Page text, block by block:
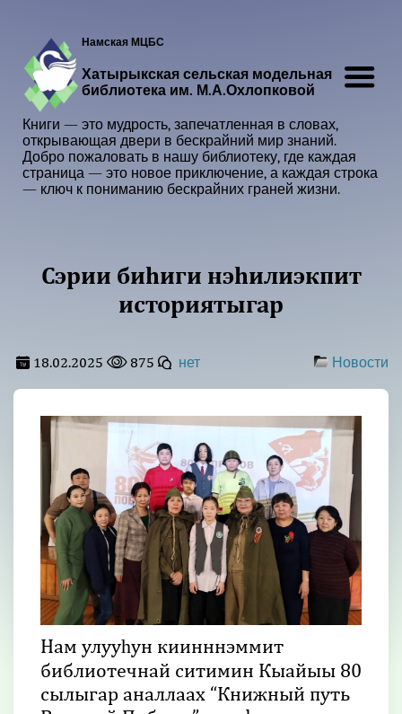
Намская МЦБС
Хатырыкская сельская модельная
библиотека им. М.А.Охлопковой
Книги — это мудрость, запечатленная в словах,
открывающая двери в бескрайний мир знаний.
Добро пожаловать в нашу библиотеку, где каждая
страница — это новое приключение, а каждая строка
— ключ к пониманию бескрайних граней жизни.
Сэрии биһиги нэһилиэкпит
историятыгар
18.02.2025 875 нет Новости
Нам улууһун киинннэммит
библиотечнай ситимин Кыайыы 80
сылыгар аналлаах “Книжный путь